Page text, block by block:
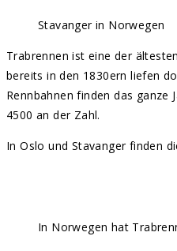
Stavanger in Norwegen
Trabrennen ist eine der
bereits in den 1830ern liefen
Rennbahnen finden das ganze
4500 an der Zahl.
In Oslo und Stavanger finden
In Norwegen hat